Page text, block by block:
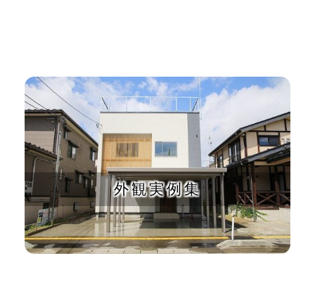
外観実例集